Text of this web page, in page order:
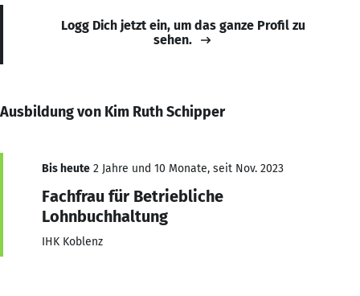
Logg Dich jetzt ein, um das ganze Profil zu
sehen.
Ausbildung von Kim Ruth Schipper
Bis heute 2 Jahre und 10 Monate, seit Nov. 2023
Fachfrau für Betriebliche
Lohnbuchhaltung
IHK Koblenz